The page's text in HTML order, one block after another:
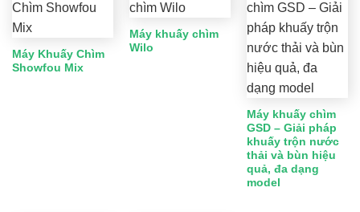
Máy Khuấy Chìm
Showfou Mix
Máy khuấy chìm
Wilo
Máy khuấy chìm
GSD – Giải pháp
khuấy trộn nước
thải và bùn hiệu
quả, đa dạng
model